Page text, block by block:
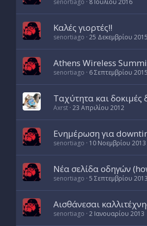
senortiago 8 Ιουλίου 2016
Καλές γιορτές!!
senortiago 25 Δεκεμβρίου 2015
Athens Wireless
senortiago 6 Σεπτεμβρίου 2015
Ταχύτητα και
Axrst 23 Απριλίου 2012
Ενημέρωση για
senortiago 10 Νοεμβρίου 2013
Νέα σελίδα οδηγών
senortiago 5 Σεπτεμβρίου 2013
Αισθάνεσαι
senortiago 2 Ιανουαρίου 2013